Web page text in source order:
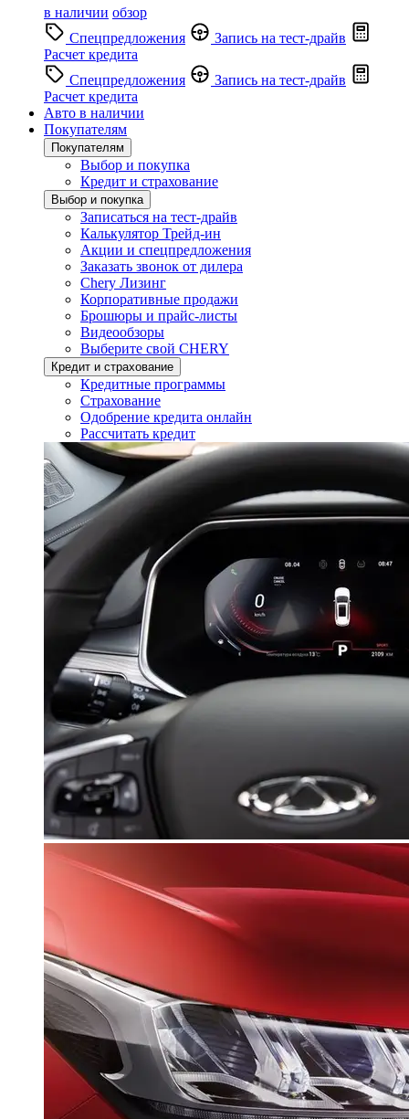
в наличии обзор
Спецпредложения
Запись на тест-драйв
Расчет кредита
Спецпредложения
Запись на тест-драйв
Расчет кредита
Авто в наличии
Покупателям
Покупателям
Выбор и покупка
Кредит и страхование
Выбор и покупка
Записаться на тест-драйв
Калькулятор Трейд-ин
Акции и спецпредложения
Заказать звонок от дилера
Chery Лизинг
Корпоративные продажи
Брошюры и прайс-листы
Видеообзоры
Выберите свой CHERY
Кредит и страхование
Кредитные программы
Страхование
Одобрение кредита онлайн
Рассчитать кредит